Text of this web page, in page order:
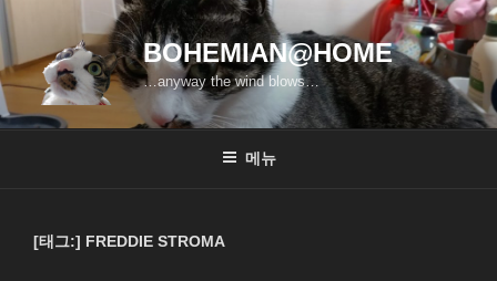
콘
텐
츠
로
바
BOHEMIAN@HOME
…anyway the wind blows…
메뉴
[태그:] FREDDIE STROMA